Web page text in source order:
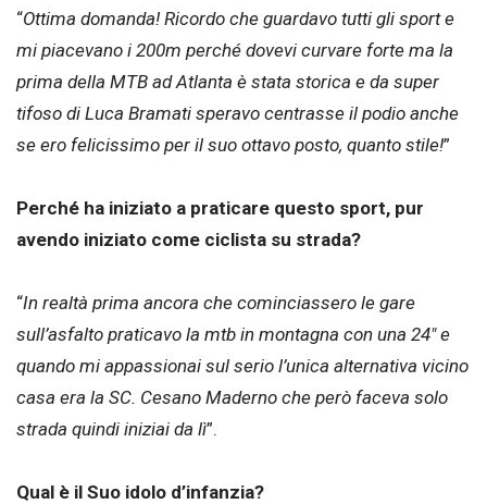
“Ottima domanda! Ricordo che guardavo tutti gli sport e
mi piacevano i 200m perché dovevi curvare forte ma la
prima della MTB ad Atlanta è stata storica e da super
tifoso di Luca Bramati speravo centrasse il podio anche
se ero felicissimo per il suo ottavo posto, quanto stile!”
Perché ha iniziato a praticare questo sport, pur
avendo iniziato come ciclista su strada?
“In realtà prima ancora che cominciassero le gare
sull’asfalto praticavo la mtb in montagna con una 24″ e
quando mi appassionai sul serio l’unica alternativa vicino
casa era la SC. Cesano Maderno che però faceva solo
strada quindi iniziai da lì”.
Qual è il Suo idolo d’infanzia?